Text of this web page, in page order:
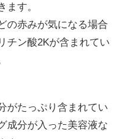
ます。
の赤みが気になる場合
チン酸2Kが含まれてい
がたっぷり含まれてい
成分が入った美容液な